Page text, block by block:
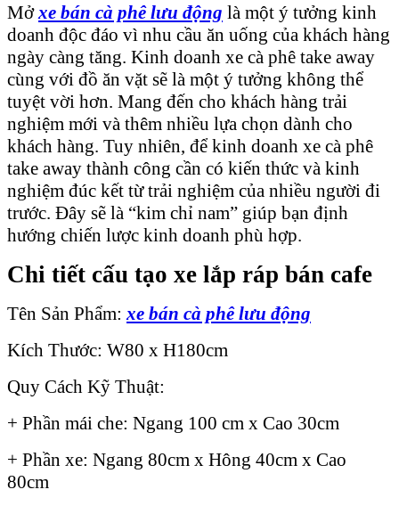
Mởxe bán cà phê lưu động là một ý tưởng kinh
doanh độc đáo vì nhu cầu ăn uống của khách hàng
ngày càng tăng. Kinh doanh xe cà phê take away
cùng với đồ ăn vặt sẽ là một ý tưởng không thể
tuyệt vời hơn. Mang đến cho khách hàng trải
nghiệm mới và thêm nhiều lựa chọn dành cho
khách hàng. Tuy nhiên, để kinh doanh xe cà phê
take away thành công cần có kiến thức và kinh
nghiệm đúc kết từ trải nghiệm của nhiều người đi
trước. Đây sẽ là “kim chỉ nam” giúp bạn định
hướng chiến lược kinh doanh phù hợp.
Chi tiết cấu tạo xe lắp ráp bán cafe
Tên Sản Phẩm:xe bán cà phê lưu động
Kích Thước: W80 x H180cm
Quy Cách Kỹ Thuật:
+ Phần mái che: Ngang 100 cm x Cao 30cm
+ Phần xe: Ngang 80cm x Hông 40cm x Cao
80cm